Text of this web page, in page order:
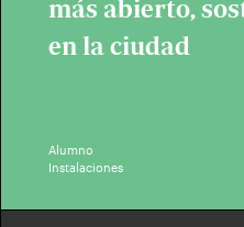
más abierto,
en la ciudad
Alumno
Instalaciones